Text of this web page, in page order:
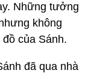
Những tưởng
không
của Sánh.
đã qua nhà